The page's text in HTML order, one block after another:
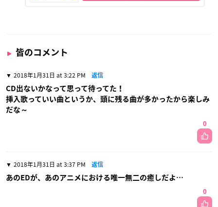
皆のコメント
2018年1月31日 at 3:22 PM 返信
CD出ないかなって思って待ってた！
挿入歌っていい曲というか、頭に残る曲が多かったから楽しみ
だな～
0
2018年1月31日 at 3:37 PM 返信
あのEDが、あのアニメにおける唯一無二の癒しだよ…
0